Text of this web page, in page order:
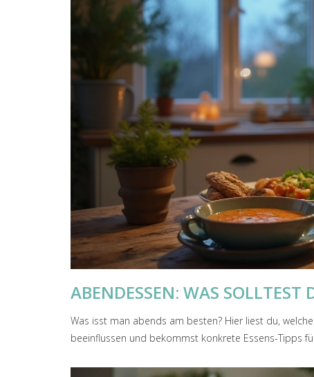
ABENDESSEN: WAS SOLLTEST
Was isst man abends am besten? Hier liest du,
beeinflussen und bekommst konkrete Essens-Tipps